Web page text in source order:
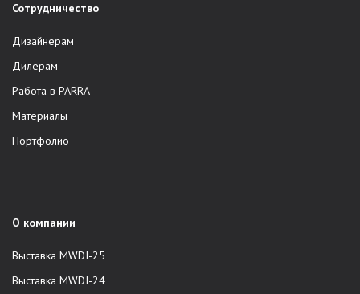
Сотрудничество
Дизайнерам
Дилерам
Работа в PARRA
Материалы
Портфолио
О компании
Выставка MWDI-25
Выставка MWDI-24